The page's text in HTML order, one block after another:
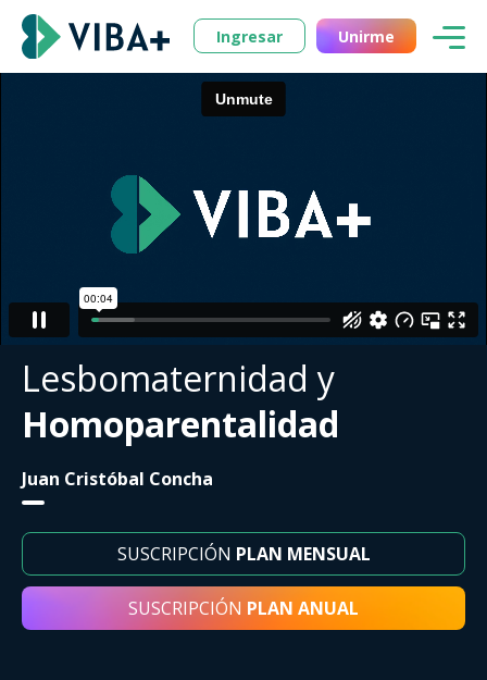
Ingresar Unirme
Lesbomaternidad y
Homoparentalidad
Juan Cristóbal Concha
SUSCRIPCIÓN PLAN MENSUAL
SUSCRIPCIÓN PLAN ANUAL